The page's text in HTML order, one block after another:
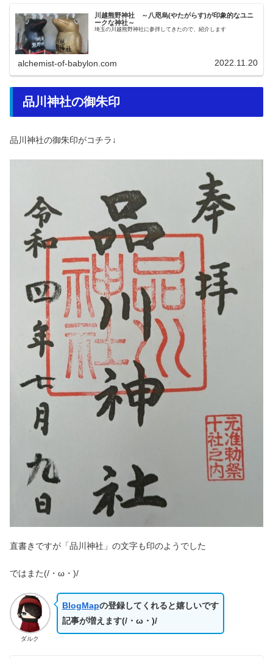
川越熊野神社 ～八咫烏(やたがらす)が印象的なユニ
ークな神社～
埼玉の川越熊野神社に参拝してきたので、紹介します
alchemist-of-babylon.com 2022.11.20
品川神社の御朱印
品川神社の御朱印がコチラ↓
直書きですが「品川神社」の文字も印のようでした
ではまた(/・ω・)/
ダルク
BlogMapの登録してくれると嬉しいです
記事が増えます(/・ω・)/